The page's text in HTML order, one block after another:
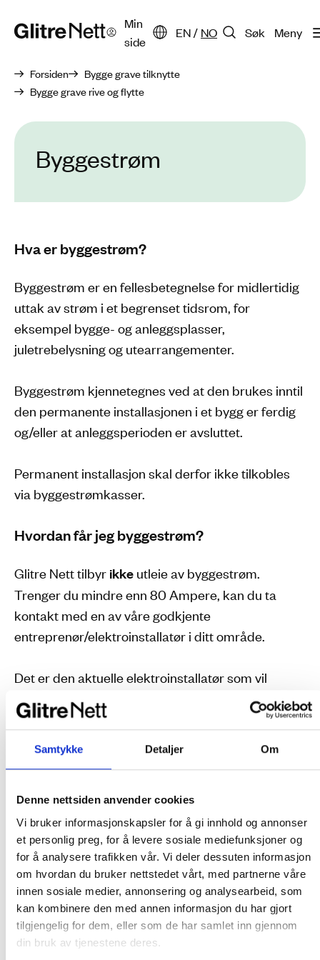
Samtykke Detaljer Om
Denne nettsiden anvender cookies
Vi bruker informasjonskapsler for å gi innhold og annonser
et personlig preg, for å levere sosiale mediefunksjoner og
for å analysere trafikken vår. Vi deler dessuten informasjon
om hvordan du bruker nettstedet vårt, med partnerne våre
innen sosiale medier, annonsering og analysearbeid, som
kan kombinere den med annen informasjon du har gjort
tilgjengelig for dem, eller som de har samlet inn gjennom
din bruk av tjenestene deres.
Min
side
EN/ NO Søk Meny
Forsiden
Bygge grave tilknytte
Bygge grave rive og flytte
Byggestrøm
Hva er byggestrøm?
Byggestrøm er en fellesbetegnelse for midlertidig
uttak av strøm i et begrenset tidsrom, for
eksempel bygge- og anleggsplasser,
juletrebelysning og utearrangementer.
Byggestrøm kjennetegnes ved at den brukes inntil
den permanente installasjonen i et bygg er ferdig
og/eller at anleggsperioden er avsluttet.
Permanent installasjon skal derfor ikke tilkobles
via byggestrømkasser.
Hvordan får jeg byggestrøm?
Glitre Nett tilbyr ikke utleie av byggestrøm.
Trenger du mindre enn 80 Ampere, kan du ta
kontakt med en av våre godkjente
entreprenør/elektroinstallatør i ditt område.
Det er den aktuelle elektroinstallatør som vil
fakturere deg for leie og montering/demontering
av byggestrømskassen. Strømforbruket vil bli
tilbyr byggestrøm til og med 80 Ampere:
Buskerud og Hadeland
Agder
Follo, Fredrikstad og Askøy
Byggestrøm over 80 Ampere
Har du behov for over 80 Ampere, må du ta